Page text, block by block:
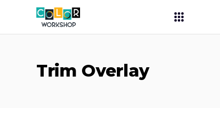
Trim Overlay